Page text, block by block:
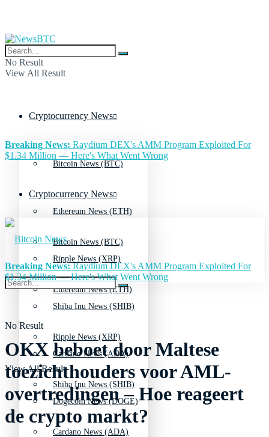
No Result
View All Result
Cryptocurrency News
Bitcoin News (BTC)
Ethereum News (ETH)
Ripple News (XRP)
Shiba Inu News (SHIB)
Cardano News (ADA)
Dogecoin News (DOGE)
Breaking News: Raydium DEX's AMM Program Exploited For
$1.34 Million — Here's What Went Wrong
Cryptocurrency News
Bitcoin News (BTC)
Ethereum News (ETH)
Ripple News (XRP)
Shiba Inu News (SHIB)
Cardano News (ADA)
No Result
View All Result
Breaking News:Raydium DEX's AMM Program Exploited For
$1.34 Million — Here's What Went Wrong
OKX beboet door Maltese
toezichthouders voor AML-
overtredingen – Hoe reageert
de crypto markt?